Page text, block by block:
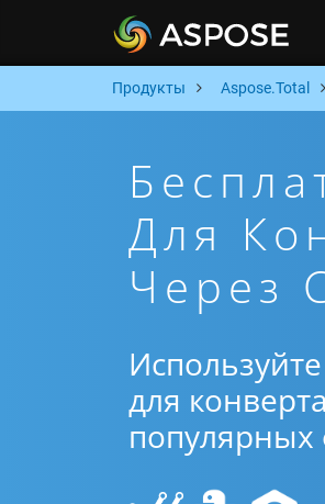
Продукты Aspose.Total
Для
Через
для
популярных